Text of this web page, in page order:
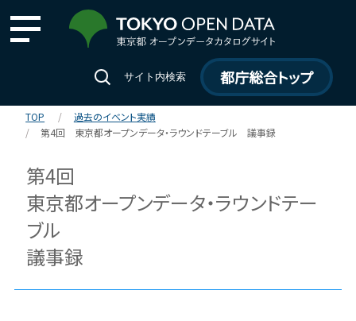
サイト内検索 都庁総合トップ
TOP
過去のイベント実績
第4回 東京都オープンデータ・ラウンドテーブル 議事録
第4回
東京都オープンデータ・ラウンドテー
ブル
議事録